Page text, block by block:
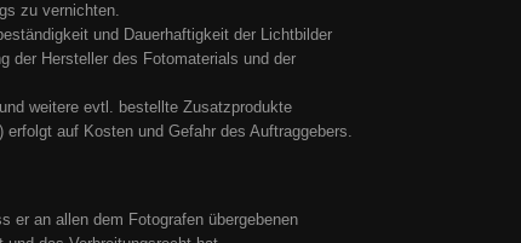
zu vernichten.
und Dauerhaftigkeit der Lichtbilder
der Hersteller des Fotomaterials und der
weitere evtl. bestellte Zusatzprodukte
auf Kosten und Gefahr des Auftraggebers.
er an allen dem Fotografen übergebenen